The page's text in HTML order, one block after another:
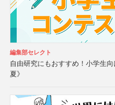
編集部セレクト
自由研究にもおすすめ！小学生
夏》